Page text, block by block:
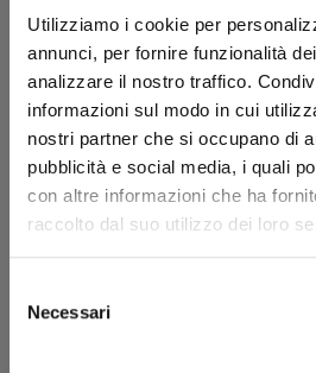
Utilizziamo i cookie per
annunci, per fornire funzionalità
analizzare il nostro traffico.
informazioni sul modo in cui
nostri partner che si occupano di
pubblicità e social media, i quali
con altre informazioni che ha
raccolto dal suo utilizzo dei loro
delNecessari
DETECTIVE CONAN
18/11/2025